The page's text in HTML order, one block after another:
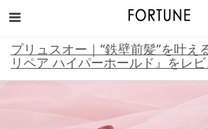
プリュスオー｜“鉄壁前髪”を叶え
リペア ハイパーホールド』をレ